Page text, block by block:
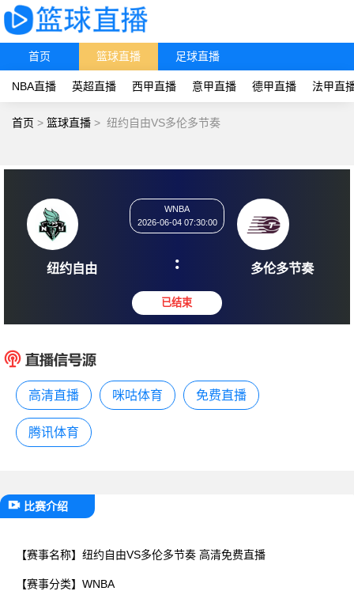
首页 篮球直播 足球直播
NBA直播 英超直播 西甲直播 意甲直播 德甲直播 法甲直
首页 > 篮球直播 > 纽约自由VS多伦多节奏
纽约自由
2026-06-04 07:30:00
: 多伦
高清直播 咪咕体育 免费直播
腾讯体育
比赛介绍
【赛事名称】 纽约自由VS多伦多节奏 高清免费直播
【赛事分类】 WNBA